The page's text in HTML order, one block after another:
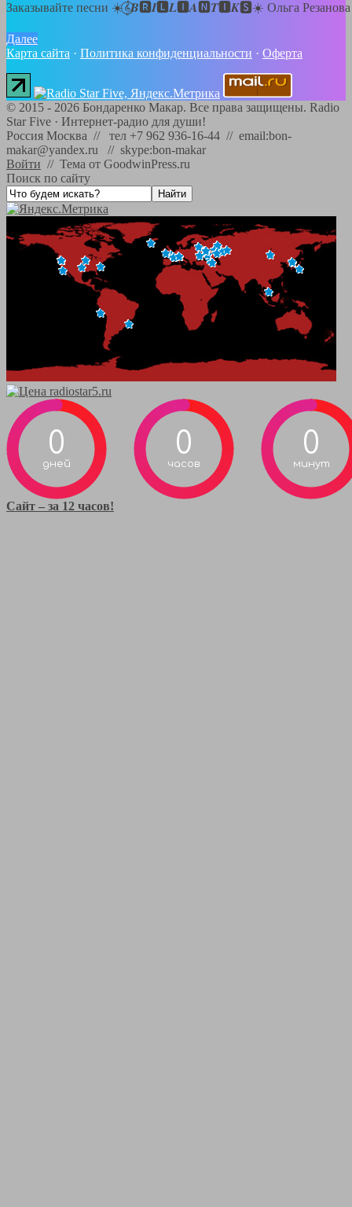
Заказывайте песни ☀️𝄞⃝𝑩🆁𝑰🅻𝑳🅸𝑨🅽𝑻🅸𝑲🆂☀️ Ольга Резанова
Далее
Карта сайта · Политика конфиденциальности · Оферта
© 2015 - 2026 Бондаренко Макар. Все права защищены. Radio
Star Five · Интернет-радио для души!
Россия Москва // тел +7 962 936-16-44 // email:bon-
makar@yandex.ru // skype:bon-makar
Войти // Тема от GoodwinPress.ru
Поиск по сайту
0
дней
0
часов
0
минут
Сайт – за 12 часов!